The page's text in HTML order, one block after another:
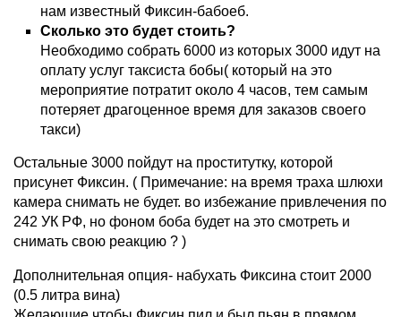
нам известный Фиксин-бабоеб.
Сколько это будет стоить?
Необходимо собрать 6000 из которых 3000 идут на
оплату услуг таксиста бобы( который на это
мероприятие потратит около 4 часов, тем самым
потеряет драгоценное время для заказов своего
такси)
Остальные 3000 пойдут на проститутку, которой
присунет Фиксин. ( Примечание: на время траха шлюхи
камера снимать не будет. во избежание привлечения по
242 УК РФ, но фоном боба будет на это смотреть и
снимать свою реакцию ? )
Дополнительная опция- набухать Фиксина стоит 2000
(0.5 литра вина)